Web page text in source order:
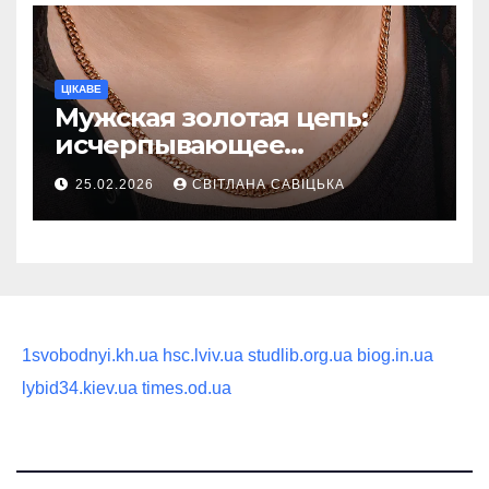
ЦІКАВЕ
Мужская золотая цепь:
исчерпывающее
руководство по выбору
статусного украшения
25.02.2026 СВІТЛАНА САВІЦЬКА
1svobodnyi.kh.ua hsc.lviv.ua studlib.org.ua biog.in.ua
lybid34.kiev.ua times.od.ua